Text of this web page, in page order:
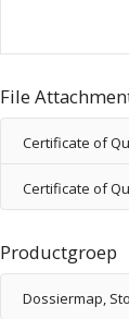
File
Certificate of
Certificate of
Productgroep
Dossiermap,